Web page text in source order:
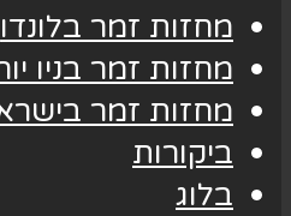
מחזות זמר
מחזות זמר בניו
מחזות זמר
ביקורות
בלוג